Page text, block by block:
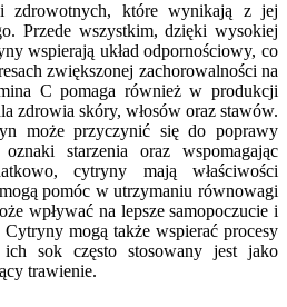
zdrowotnych, które wynikają z jej
Przede wszystkim, dzięki wysokiej
wspierają układ odpornościowy, co
zwiększonej zachorowalności na
C pomaga również w produkcji
zdrowia skóry, włosów oraz stawów.
może przyczynić się do poprawy
starzenia oraz wspomagając
cytryny mają właściwości
pomóc w utrzymaniu równowagi
wpływać na lepsze samopoczucie i
mogą także wspierać procesy
sok często stosowany jest jako
trawienie.